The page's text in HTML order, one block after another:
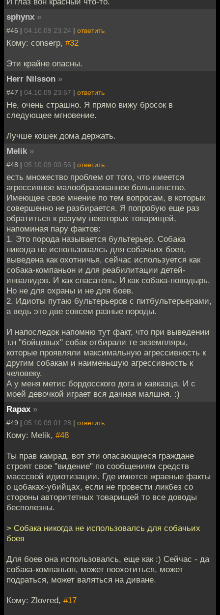
sphynx »
#46 | 04.10.09 23:24 | ответить
Кому: conserp, #32
Эти крайне опасны.
Herr Nilsson »
#47 | 04.10.09 23:57 | ответить
Не, очень страшно. Я прямо вижу бросок в
следующее мгновение.
Лучше кошек дома держать.
Melik »
#48 | 05.10.09 00:56 | ответить
есть множество проблем от того, что имеется
агрессивное малообразованное большинство.
Имеющее свое мнение по тем вопросам, в которых
совершенно не разбирается. Я попробую еще раз
обратиться к разуму некоторых товарищей,
напоминая пару фактов:
1. Это порода называется бультерьер. Собака
никогда не использовалсь для собачьих боев,
выведена как охотничья, сейчас используется как
собака-компаньон и для реабилитации детей-
инвалидов. И как спасатель. И как собака-поводырь.
Но не для охраны и не для боев.
2. Идиоты путаю бультерьеров с питбультерьерами,
а ведь это две совсем разные породы.
И напоследок напомню тут факт, что при выведении
т.н "бойцовых" собак отбирали те экземпляры,
которые проявляли максимальную агрессивность к
другим собакам и наименьшую агрессивность к
человеку.
А у меня метис бордосского дога и кавказца. И с
моей девочкой играет вся дачная малшня. :)
Rapax »
#49 | 05.10.09 01:28 | ответить
Кому: Melik, #48
Ты прав камрад, вот эти опасающиеся граждане
строят свое "видение" по сообщениям средств
масссвой идиотизации. Где имются жраеные факты
о цобаках-убийцах, если не провести ликбез со
стороны авторитетных товарищей то все доводы
бесполезны.
> Собака никогда не использовалсь для собачьих
боев
Для боев она использовалсь, еще как :) Сейчас - да
собака-компаньон, может поохотиться, может
подраться, может валяться на диване.
Кому: Zlovred, #17